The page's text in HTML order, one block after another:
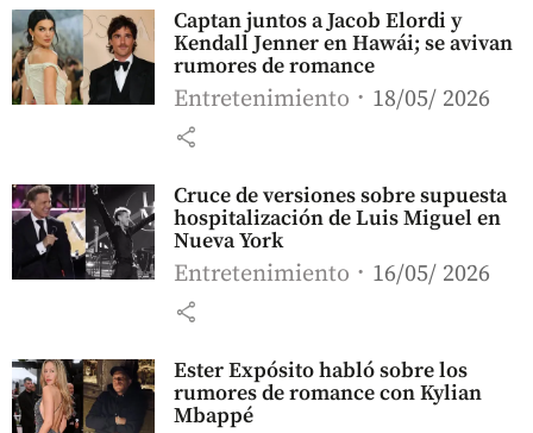
Captan juntos a Jacob Elordi y
Kendall Jenner en Hawái; se avivan
rumores de romance
Entretenimiento 18/05/ 2026
share
Cruce de versiones sobre supuesta
hospitalización de Luis Miguel en
Nueva York
Entretenimiento 16/05/ 2026
share
Ester Expósito habló sobre los
rumores de romance con Kylian
Mbappé